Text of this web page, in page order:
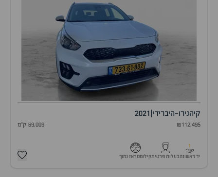
קיהנירו-היברידי 2021
₪112,495 69,009 ק"מ
1
יד ראשונהבעלות פרטיתקילומטראז נמוך